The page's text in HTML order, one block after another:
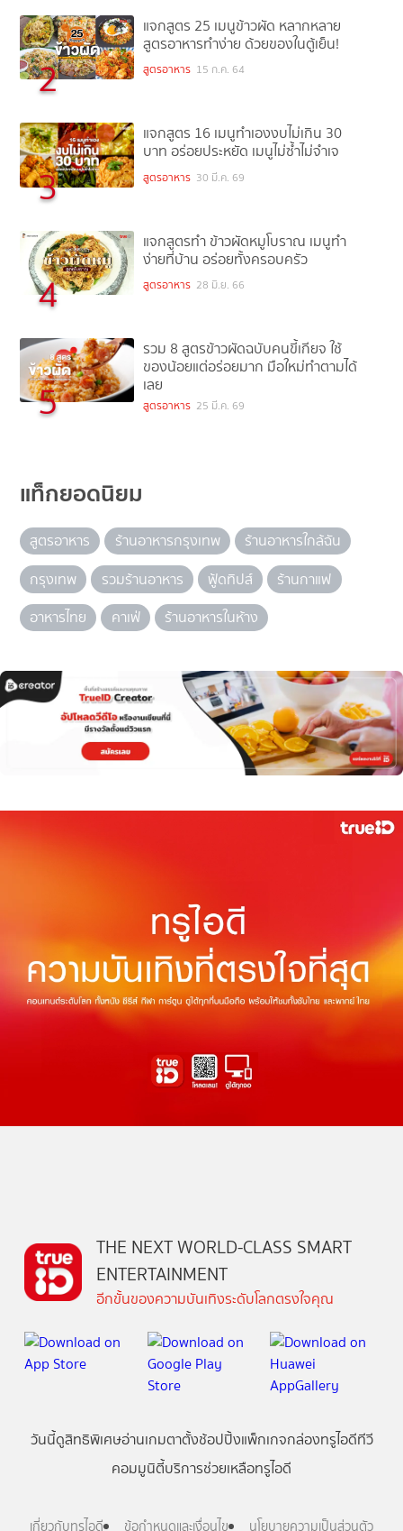
2
แจกสูตร 25 เมนูข้าวผัด หลากหลาย
สูตรอาหารทำง่าย ด้วยของในตู้เย็น!
สูตรอาหาร 15 ก.ค. 64
3
แจกสูตร 16 เมนูทำเองงบไม่เกิน 30
บาท อร่อยประหยัด เมนูไม่ซ้ำไม่จำเจ
สูตรอาหาร 30 มี.ค. 69
4
แจกสูตรทำ ข้าวผัดหมูโบราณ เมนูทำ
ง่ายที่บ้าน อร่อยทั้งครอบครัว
สูตรอาหาร 28 มิ.ย. 66
5
รวม 8 สูตรข้าวผัดฉบับคนขี้เกียจ ใช้
ของน้อยแต่อร่อยมาก มือใหม่ทำตามได้
เลย
สูตรอาหาร 25 มี.ค. 69
แท็กยอดนิยม
สูตรอาหาร ร้านอาหารกรุงเทพ
ร้านอาหารใกล้ฉัน
กรุงเทพ
รวมร้านอาหาร ฟู้ดทิปส์
ร้านกาแฟ
อาหารไทย
คาเฟ่ ร้านอาหารในห้าง
THE NEXT WORLD-CLASS SMART
ENTERTAINMENT
อีกขั้นของความบันเทิงระดับโลกตรงใจคุณ
วันนี้ดูสิทธิพิเศษอ่านเกมตาตั้งช้อปปิ้งแพ็กเกจกล่องทรูไอดีทีวี
คอมมูนิตี้บริการช่วยเหลือทรูไอดี
เกี่ยวกับทรูไอดี ข้อกำหนดและเงื่อนไข นโยบายความเป็นส่วนตัว